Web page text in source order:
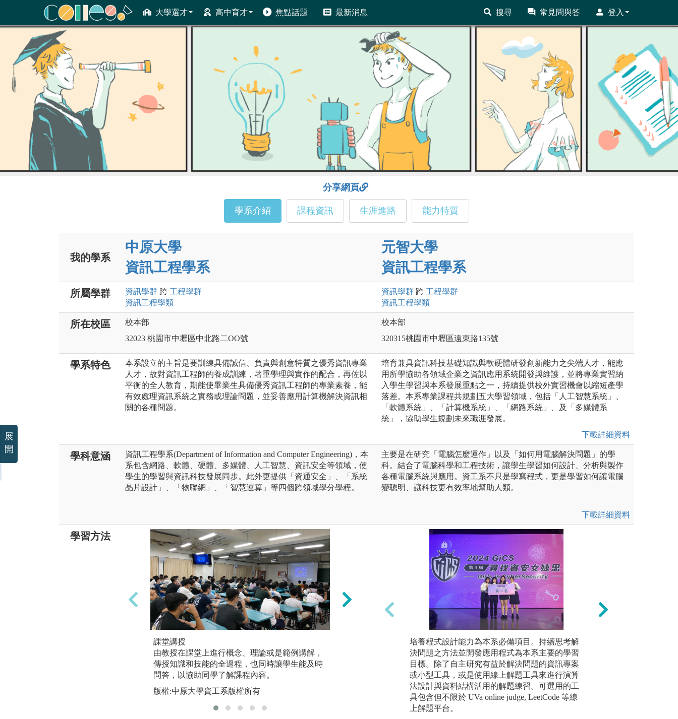
大學選才 高中育才 焦點話題 最新消息 搜尋 常見問與答 登入
ColleGo! 大學選才與高中育才輔助系統
分享網頁
學系介紹 課程資訊 生涯進路 能力特質
我的學系
中原大學
資訊工程學系
元智大學
資訊工程學系
所屬學群 資訊學群 跨 工程學群
資訊工程學類
資訊學群 跨 工程學群
資訊工程學類
所在校區
校本部
32023 桃園市中壢區中北路二OO號
校本部
320315桃園市中壢區遠東路135號
學系特色
本系設立的主旨是要訓練具備誠信、負責與創意特質之優秀資訊專業
人才，故對資訊工程師的養成訓練，著重學理與實作的配合，再佐以
平衡的全人教育，期能使畢業生具備優秀資訊工程師的專業素養，能
有效處理資訊系統之實務或理論問題，並妥善應用計算機解決資訊相
關的各種問題。
培育兼具資訊科技基礎知識與軟硬體研發創新能力之尖端人才，能應
用所學協助各領域企業之資訊應用系統開發與維護，並將專業實習納
入學生學習與本系發展重點之一，持續提供校外實習機會以縮短產學
落差。本系專業課程共規劃五大學習領域，包括「人工智慧系統」、
「軟體系統」、「計算機系統」、「網路系統」、及「多媒體系
統」，協助學生規劃未來職涯發展。
下載詳細資料
學科意涵
資訊工程學系(Department of Information and Computer Engineering)，本
系包含網路、軟體、硬體、多媒體、人工智慧、資訊安全等領域，使
學生的學習與資訊科技發展同步。此外更提供「資通安全」、「系統
晶片設計」、「物聯網」、「智慧運算」等四個跨領域學分學程。
主要是在研究「電腦怎麼運作」以及「如何用電腦解決問題」的學
科。結合了電腦科學和工程技術，讓學生學習如何設計、分析與製作
各種電腦系統與應用。資工系不只是學寫程式，更是學習如何讓電腦
變聰明、讓科技更有效率地幫助人類。
下載詳細資料
學習方法
課堂講授
由教授在課堂上進行概念、理論或是範例講解，
傳授知識和技能的全過程，也同時讓學生能及時
問答，以協助同學了解課程內容。
版權:中原大學資工系版權所有
團隊學習
課程設計上將刻意讓同學有機會有多次的分組合
作機會，進而學習與人合作的模式。
版權:中原大學資工系版權所有
培養程式設計能力為本系必備項目。持續思考解
決問題之方法並開發應用程式為本系主要的學習
目標。除了自主研究有益於解決問題的資訊專案
或小型工具，或是使用線上解題工具來進行演算
法設計與資料結構活用的解題練習。可選用的工
具包含但不限於 UVa online judge, LeetCode 等線
上解題平台。
展
開